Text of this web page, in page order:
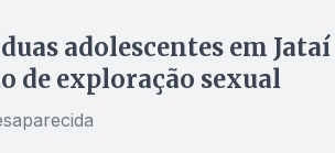
adolescentes em Jataí
de exploração sexual